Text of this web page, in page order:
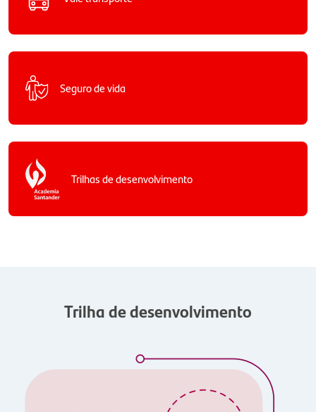
Seguro de vida
Trilhas de desenvolvimento
Trilha de desenvolvimento